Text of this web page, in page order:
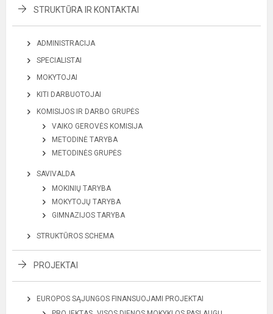
STRUKTŪRA IR KONTAKTAI
ADMINISTRACIJA
SPECIALISTAI
MOKYTOJAI
KITI DARBUOTOJAI
KOMISIJOS IR DARBO GRUPĖS
VAIKO GEROVĖS KOMISIJA
METODINĖ TARYBA
METODINĖS GRUPĖS
SAVIVALDA
MOKINIŲ TARYBA
MOKYTOJŲ TARYBA
GIMNAZIJOS TARYBA
STRUKTŪROS SCHEMA
PROJEKTAI
EUROPOS SĄJUNGOS FINANSUOJAMI PROJEKTAI